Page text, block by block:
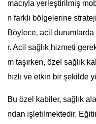
macıyla yerleştirilmiş
n farklı bölgelerine
Böylece, acil
r. Acil sağlık hizmeti
m taşırken, özel sağlık
hızlı ve etkin bir şekilde
Bu özel kabiler, sağlık
ndan işletilmektedir.